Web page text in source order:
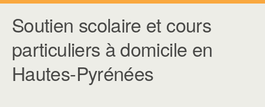
Soutien scolaire et cours
particuliers à domicile en
Hautes-Pyrénées